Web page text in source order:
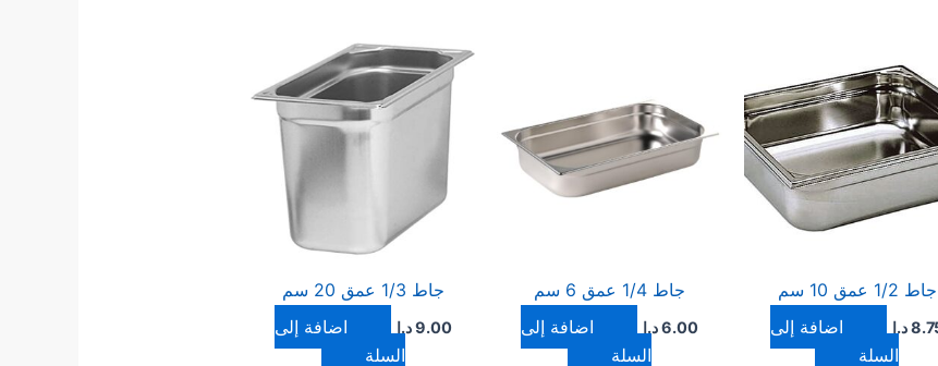
جاط 1/2 عمق 10 سم
د.ا
إضافة إلى
السلة
جاط 1/4 عمق 6 سم
6.00 د.ا
إضافة إلى
السلة
جاط 1/3 عمق 20 سم
9.00 د.ا
إضافة إلى
السلة